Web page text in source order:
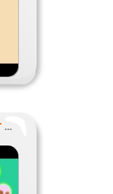
NASSOLÁS BŰNTUDAT NÉLKÜL